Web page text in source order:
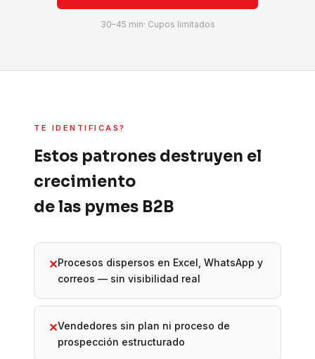
30–45 min· Cupos limitados
TE IDENTIFICAS?
Estos patrones destruyen el
crecimiento
de las pymes B2B
✕Procesos dispersos en Excel, WhatsApp y
correos — sin visibilidad real
✕Vendedores sin plan ni proceso de
prospección estructurado